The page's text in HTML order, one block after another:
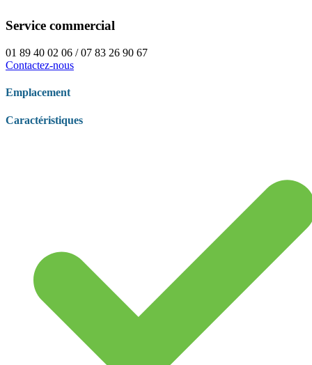
Service commercial
01 89 40 02 06 / 07 83 26 90 67
Contactez-nous
Emplacement
Caractéristiques